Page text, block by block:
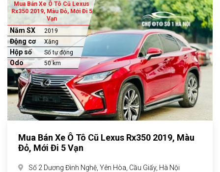
Mua Bán Xe Ô Tô Cũ Lexus
Rx350 2019, Màu Đỏ, Mới Đi 5
Vạn
Năm SX 2019
Động cơ Xăng
Hộp số Số tự động
Odo 50 km
Mua Bán Xe Ô Tô Cũ Lexus Rx350 2019, Màu
Đỏ, Mới Đi 5 Vạn
Số 2 Dương Đình Nghệ, Yên Hòa, Cầu Giấy, Hà Nội